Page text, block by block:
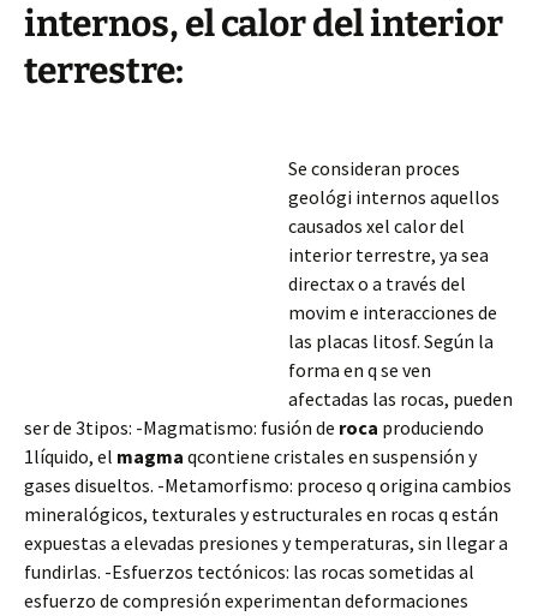
internos, el calor del interior
terrestre:
Se consideran proces
geológi internos aquellos
causados xel calor del
interior terrestre, ya sea
directax o a través del
movim e interacciones de
las placas litosf. Según la
forma en q se ven
afectadas las rocas, pueden
ser de 3tipos: -Magmatismo: fusión de roca produciendo
1líquido, el magma qcontiene cristales en suspensión y
gases disueltos. -Metamorfismo: proceso q origina cambios
mineralógicos, texturales y estructurales en rocas q están
expuestas a elevadas presiones y temperaturas, sin llegar a
fundirlas. -Esfuerzos tectónicos: las rocas sometidas al
esfuerzo de compresión experimentan deformaciones